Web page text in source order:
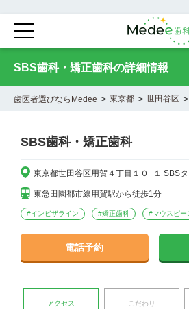
SBS歯科・矯正歯科の詳細情報
歯医者選びならMedee > 東京都 > 世田谷区 >
SBS歯科・矯正歯科
東京都世田谷区用賀４丁目１０−１ SBS
東急田園都市線用賀駅から徒歩1分
#インビザライン #矯正歯科 #マウスピー
電話予約
アクセス こだわり